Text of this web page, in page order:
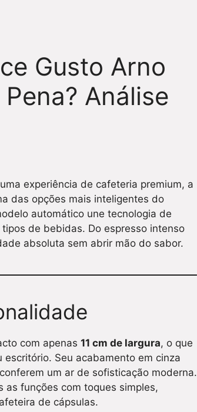
Gusto Arno
Análise
experiência de cafeteria premium, a
das opções mais inteligentes do
automático une tecnologia de
de bebidas. Do espresso intenso
absoluta sem abrir mão do sabor.
com apenas 11 cm de largura, o que
Seu acabamento em cinza
um ar de sofisticação moderna.
funções com toques simples,
de cápsulas.